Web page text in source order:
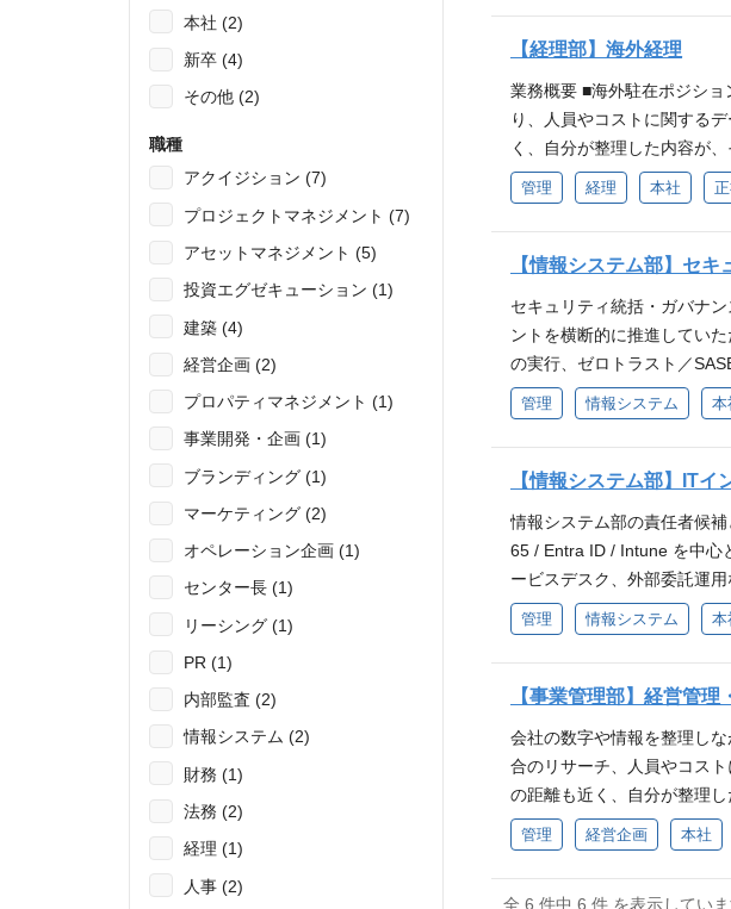
本社 (2)
新卒 (4)
その他 (2)
職種
アクイジション (7)
プロジェクトマネジメント (7)
アセットマネジメント (5)
投資エグゼキューション (1)
建築 (4)
経営企画 (2)
プロパティマネジメント (1)
事業開発・企画 (1)
ブランディング (1)
マーケティング (2)
オペレーション企画 (1)
センター長 (1)
リーシング (1)
PR (1)
内部監査 (2)
情報システム (2)
財務 (1)
法務 (2)
経理 (1)
人事 (2)
いう企業理念のもと、失敗
す側へ、回れ。」 変化を恐
・プロフェッショナル思考
すのが早い ・社交性が高く
り、変化を恐れずに取り組め
式市場との対話に向けた情
キル・経験 ・新規事業、事
内外の関係者を巻き込みな
（PowerPoint、Excel） 歓
&A戦略立案から実行プロセ
開拓、海外子会社、JV立ち
経営人材としてのキャリア
に行動できるセルフスター
を楽しみながら成長したい
れ。」 変化を恐れず、ルー
【経理部】海外経理
業務概要 ■海外駐在ポジシ
り、人員やコストに関する
く、自分が整理した内容が
を、数字で見える形にして
の作成、進捗管理 ・経理記
記帳、資金管理に幅広く関
境 募集背景 業務拡大にお
解がある方 歓迎スキル・経
海外現地法人で経理/財務の
点を身につけたい、成長意
学び続けられる方 採用メッ
管理 経理 本社
【情報システム部】セ
セキュリティ統括・ガバナ
ントを横断的に推進してい
の実行、ゼロトラスト／
す。 業務内容 ・セキュリテ
ワーク／セキュリティのア
SE等のセキュリティ高度化
権限設計、棚卸、アクセス
準の整備（データ分類、端
会社／海外拠点への標準展
クリスト、テンプレ、運用
制設計） ※当初は独立チー
Mツール（インシデント／変
S ※特定製品の経験は必須で
メント結果・運用状況を踏
ラ運用・DX推進と連携し、
スト／SASE等の高度化施策
タ管理、委託先管理）を整
る組織強化のため 必須スキ
管理 情報システム 本
【情報システム部】ITイ
情報システム部の責任者候
65 / Entra ID / Intune を中心
ービスデスク、外部委託運
ティ強化やインシデント対
す。 DX/AI推進は別チーム
境を整備する役割を期待し
とした社内IT基盤の運用設
SM / ITAM の整備、運用定
リティ領域の推進 ・セキュ
・SOC、EDR、ログ監視、
整備支援 ・SaaS導入時の
ェクト推進 ・ゼロトラスト
管理 情報システム 本
【事業管理部】経営管理
会社の数字や情報を整理し
合のリサーチ、人員やコス
の距離も近く、自分が整理
心のある領域から担当いた
・経営指標や評価数字の整
中期計画と年度計画の作成
管理 経営企画 本社
全 6 件中 6 件 を表示してい